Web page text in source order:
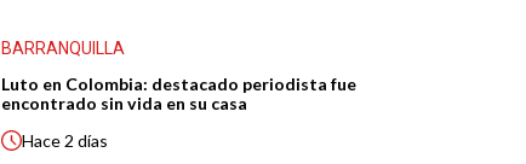
BARRANQUILLA
Luto en Colombia: destacado periodista fue
encontrado sin vida en su casa
Hace2 días